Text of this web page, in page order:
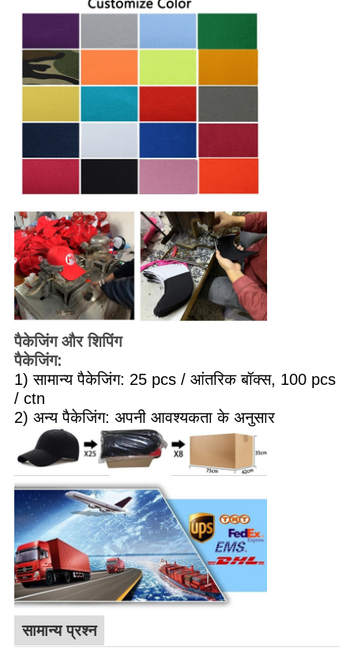
पैकेजिंग और शिपिंग
पैकेजिंग:
1) सामान्य पैकेजिंग: 25 pcs / आंतरिक बॉक्स, 100 pcs
/ ctn
2) अन्य पैकेजिंग: अपनी आवश्यकता के अनुसार
सामान्य प्रश्न